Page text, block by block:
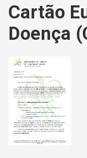
Cartão
Doença